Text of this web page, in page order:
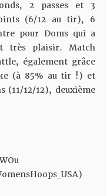
2 passes et 3
(6/12 au tir), 6
pour Doms qui a
très plaisir. Match
également grâce
(à 85% au tir !) et
12/12), deuxième